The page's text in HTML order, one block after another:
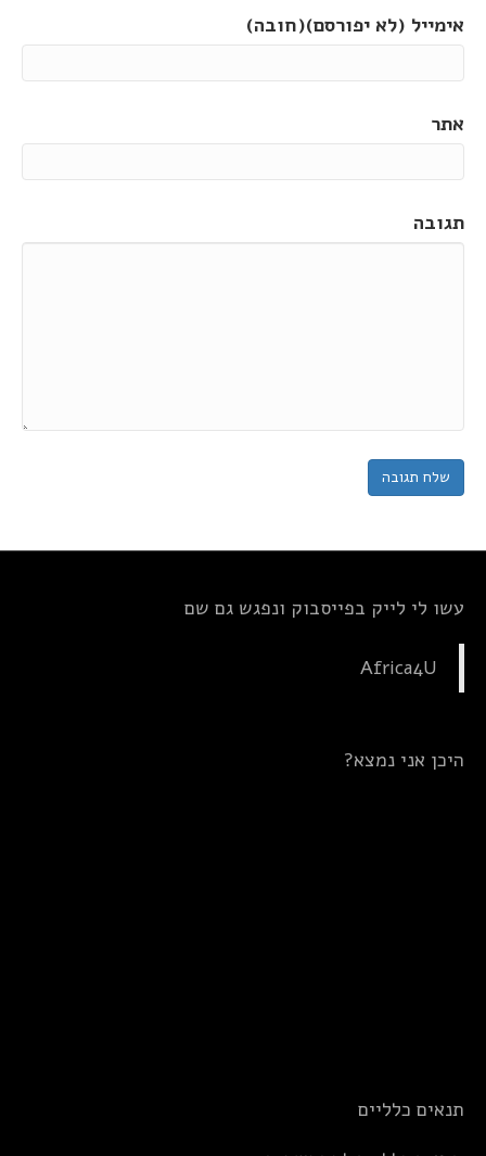
אימייל (לא יפורסם)(חובה)
אתר
תגובה
עשו לי לייק בפייסבוק ונפגש גם שם
Africa4U
היכן אני נמצא?
תנאים כלליים